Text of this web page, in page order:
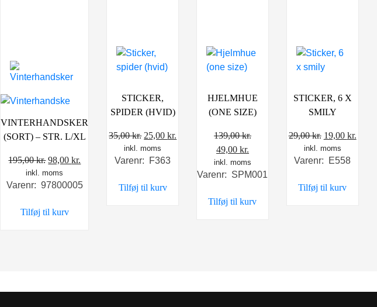
VINTERHANDSKER
(SORT) – STR. L/XL
195,00kr. Den
oprindelige
pris
195,00 kr..
98,00kr.
pris
inkl. moms
Varenr: 97800005
Tilføj til kurv
STICKER,
SPIDER (HVID)
35,00kr. Den
oprindelige
pris
35,00 kr..
25,00kr.
inkl. moms
Varenr: F363
Tilføj til kurv
HJELMHUE
(ONE SIZE)
139,00kr.
Den
oprindelige
pris
139,00 kr..
49,00 kr.
aktuelle
pris
49,00 kr..
inkl. moms
Varenr: SPM001
Tilføj til kurv
STICKER, 6 X
SMILY
29,00kr. Den
oprindelige
pris
29,00 kr..
19,00 kr.
inkl. moms
Varenr: E558
Tilføj til kurv